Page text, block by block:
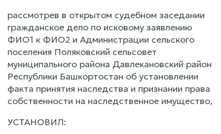
рассмотрев в открытом судебном заседании
гражданское дело по исковому заявлению
ФИО1 к ФИО2 и Администрации сельского
поселения Поляковский сельсовет
муниципального района Давлекановский район
Республики Башкортостан об установлении
факта принятия наследства и признании права
собственности на наследственное имущество,
УСТАНОВИЛ: